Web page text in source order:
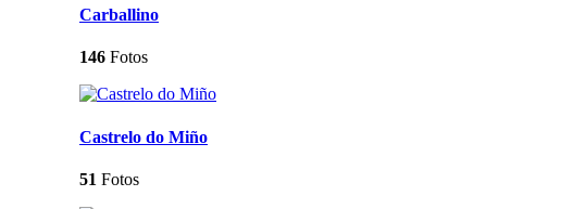
Carballino
146 Fotos
Castrelo do Miño
51 Fotos